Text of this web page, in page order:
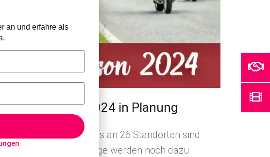
von
Saison 2024 in Planung
Fellows Rides an 26 Standorten sind
geplant. Einige werden noch dazu
an und erfahre als
.